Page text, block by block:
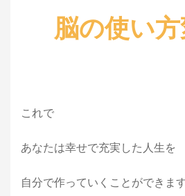
脳の使い
これで
あなたは幸せで充実した人生を
自分で作っていくことができま